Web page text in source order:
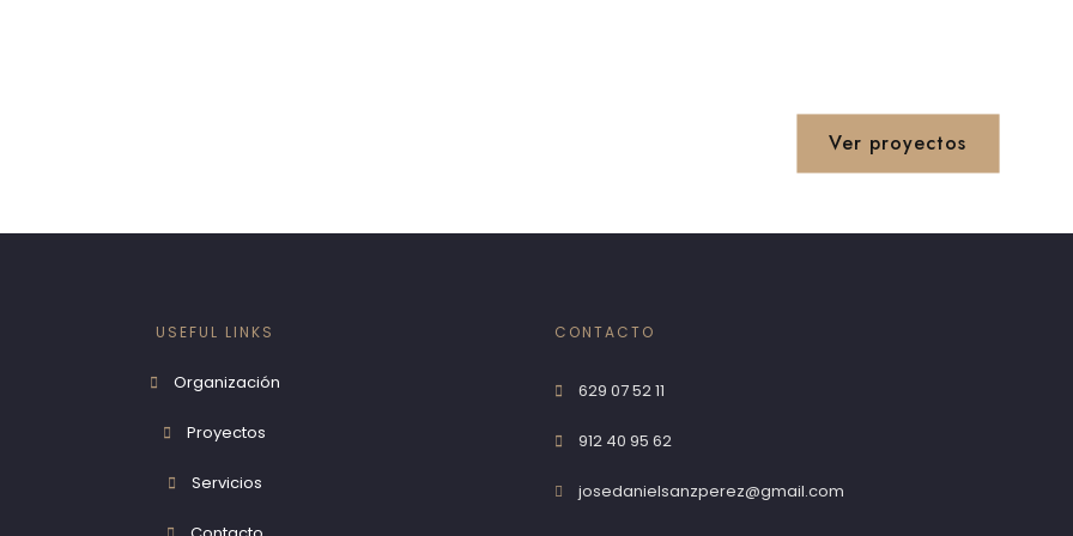
Ver proyectos
USEFUL LINKS
Organización
Proyectos
Servicios
CONTACTO
629 07 52 11
912 40 95 62
josedanielsanzperez@gmail.com